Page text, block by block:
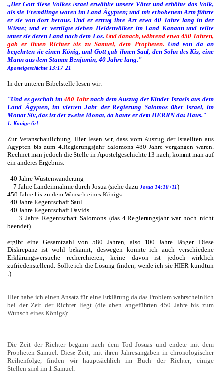
„Der Gott diese Volkes Israel erwählte unsere Väter und erhöhte das Volk,
als sie Fremdlinge waren im Land Ägypten; und mit erhobenem Arm führte
er sie von dort heraus. Und er ertrug ihre Art etwa 40 Jahre lang in der
Wüste; und er vertilgte sieben Heidenvölker im Land Kanaan und teilte
unter sie deren Land nach dem Los. Und danach, während etwa 450 Jahren,
gab er ihnen Richter bis zu Samuel, dem Propheten. Und von da an
begehrten sie einen König, und Gott gab ihnen Saul, den Sohn des Kis, eine
Mann aus dem Stamm Benjamin, 40 Jahre lang."
Apostelgeschichte 13:17-21
In der unteren Bibelstelle lesen wir:
"Und es geschah im480 Jahrnach dem Auszug der Kinder Israels aus dem
Land Ägypten, im vierten Jahr der Regierung Salomos über Israel, im
Monat Siv, das ist der zweite Monat, da baute er dem HERRN das Haus."
1. Könige 6:1
Zur Veranschaulichung. Hier lesen wir, dass vom Auszug der Israeliten aus
Ägypten bis zum 4.Regierungsjahr Salomons 480 Jahre vergangen waren.
Rechnet man jedoch die Stelle in Apostelgeschichte 13 nach, kommt man auf
ein anderes Ergebnis:
40 Jahre Wüstenwanderung
7 Jahre Landeinnahme durch Josua (siehe dazu Josua 14:10+11)
450 Jahre bis zu dem Wunsch eines Königs
40 Jahre Regentschaft Saul
40 Jahre Regentschaft Davids
3 Jahre Regentschaft Salomons (das 4.Regierungsjahr war noch nicht
beendet)
ergibt eine Gesamtzahl von 580 Jahren, also 100 Jahre länger. Diese
Diskrepanz ist wohl bekannt, deswegen konnte ich auch verschiedene
Erklärungsversuche recherchieren; keine davon ist jedoch wirklich
zufriedenstellend. Sollte ich die Lösung finden, werde ich sie HIER kundtun
:)
Hier habe ich einen Ansatz für eine Erklärung da das Problem wahrscheinlich
bei der Zeit der Richter liegt (die oben angeführten 450 Jahre bis zum
Wunsch eines Königs):
Die Zeit der Richter begann nach dem Tod Josuas und endete mit dem
Propheten Samuel. Diese Zeit, mit ihren Jahresangaben in chronologischer
Reihenfolge, finden wir hauptsächlich im Buch der Richter; einige
Stellen sind im 1.Samuel: